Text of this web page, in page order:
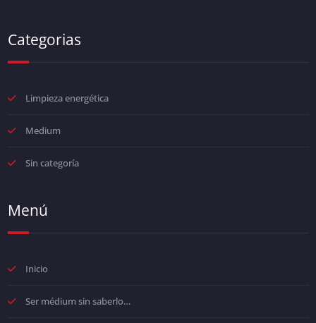
Categorias
Limpieza energética
Medium
Sin categoría
Menú
Inicio
Ser médium sin saberlo…